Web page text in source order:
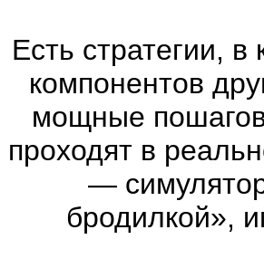
Есть стратегии,
компонентов
мощные
проходят в
—
бродилкой»,